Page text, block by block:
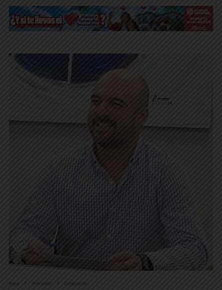
Home Principales Entrevistas